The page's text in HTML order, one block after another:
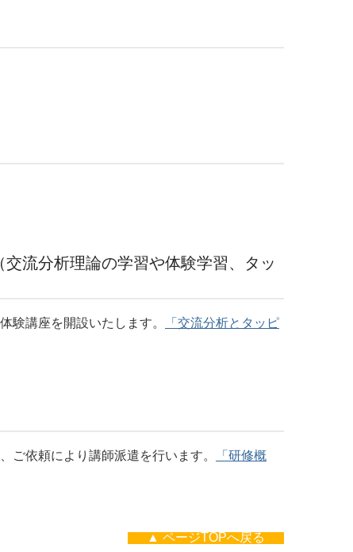
流分析理論の学習や体験学習、タッ
験講座を開設いたします。
「交流分析とタッピ
ご依頼により講師派遣を行います。
「研修概
▲ ページTOPへ戻る